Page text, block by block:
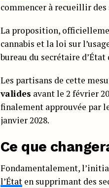
commencer à recueillir des
La proposition,
cannabis et la loi sur
bureau du secrétaire d’État
Les partisans de cette
valides avant le 2 février
finalement approuvée par
janvier 2028.
Ce que
Fondamentalement,
l’État en supprimant des